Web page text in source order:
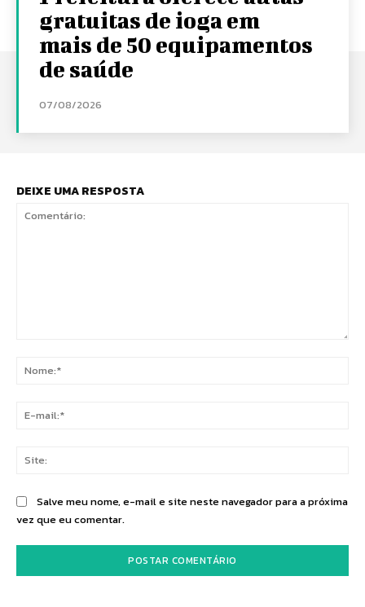
gratuitas de ioga em
mais de 50 equipamentos
de saúde
07/08/2026
DEIXE UMA RESPOSTA
Salve meu nome, e-mail e site neste navegador para a próxima
vez que eu comentar.